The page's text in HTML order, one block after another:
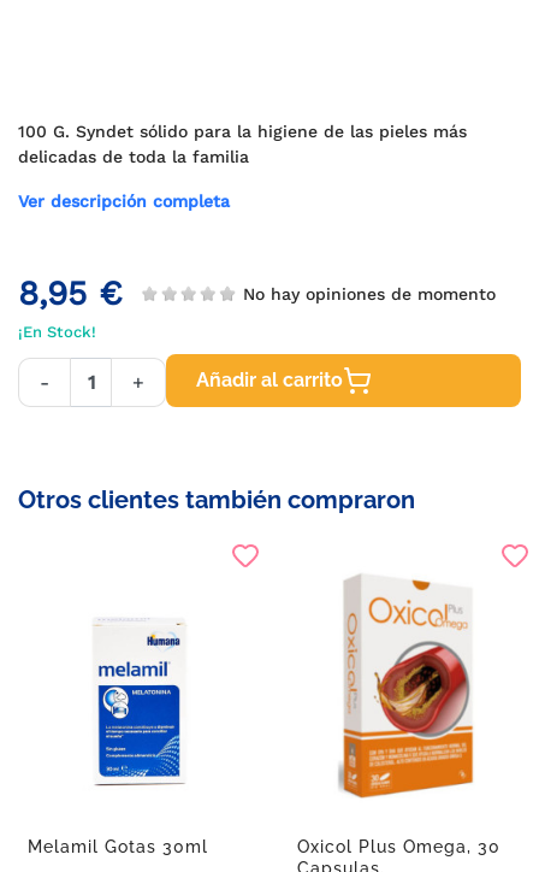
100 G. Syndet sólido para la higiene de las pieles más
delicadas de toda la familia
Ver descripción completa
8,95 € No hay opiniones de momento
¡En Stock!
- + Añadir al carrito
Otros clientes también compraron
Melamil Gotas 30ml
Oxicol Plus Omega, 30